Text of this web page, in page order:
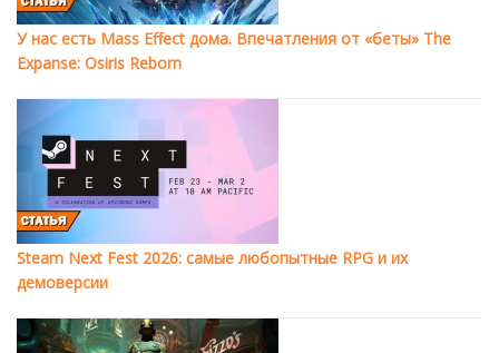
У нас есть Mass Effect дома. Впечатления от «беты» The
Expanse: Osiris Reborn
Steam Next Fest 2026: самые любопытные RPG и их
демоверсии